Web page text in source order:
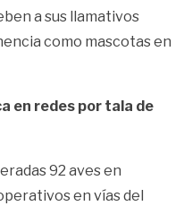
a sus llamativos
como mascotas en
en redes por tala de
92 aves en
en vías del